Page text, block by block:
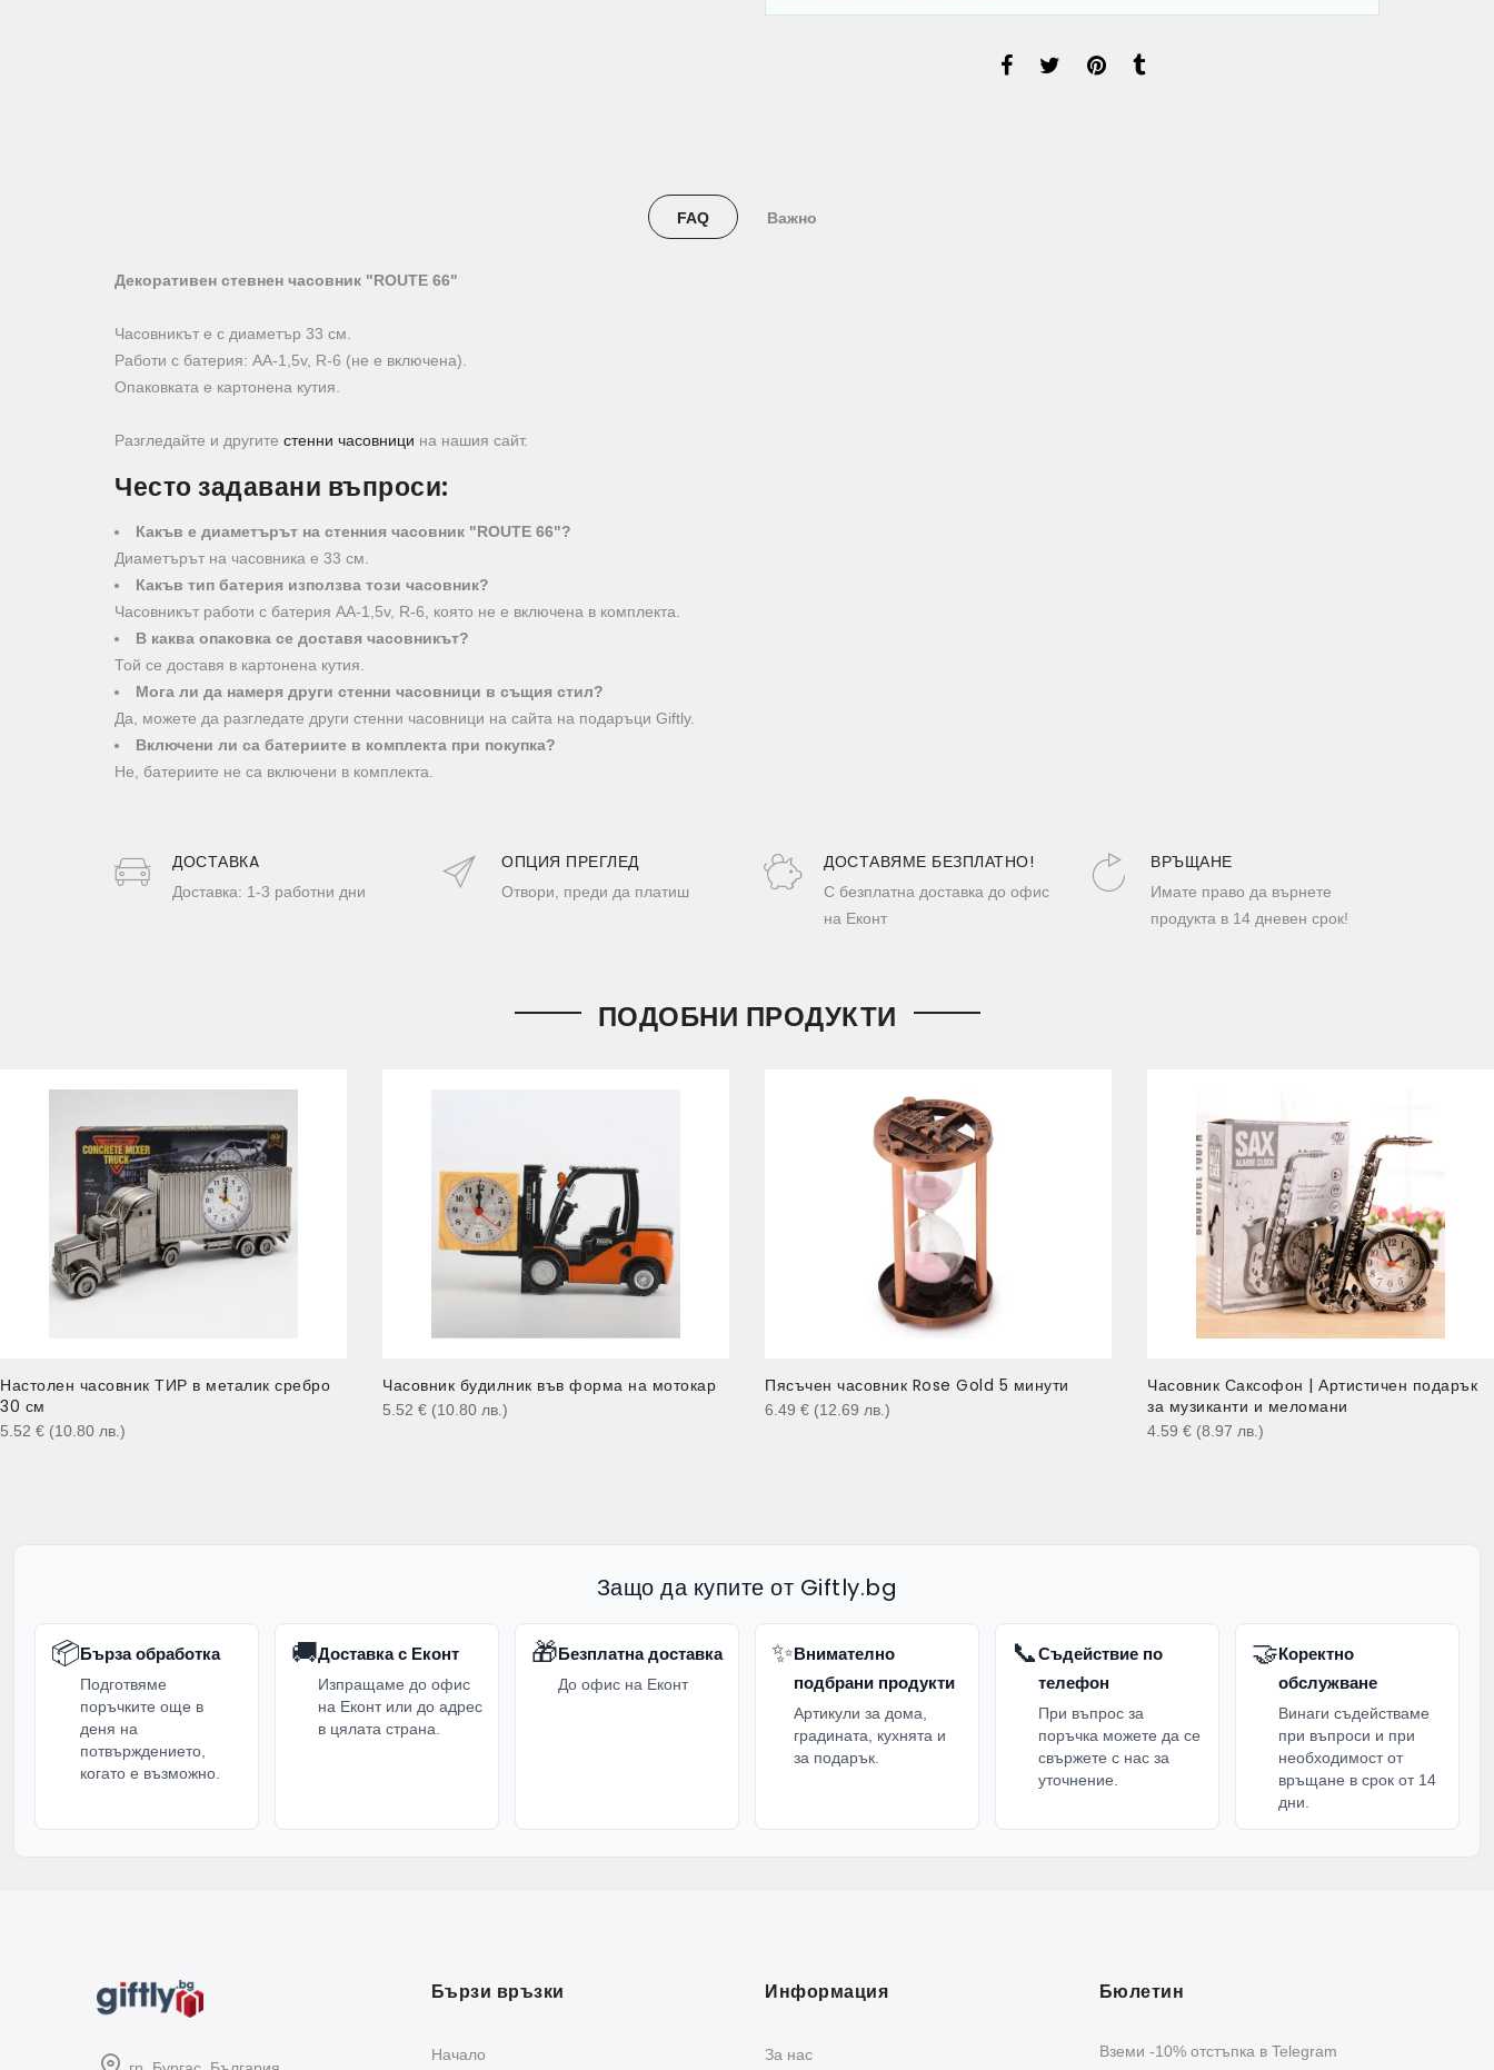
FAQ Важно
Декоративен стевнен часовник "ROUTE 66"
Часовникът е с диаметър 33 см.
Работи с батерия: АА-1,5v, R-6 (не е включена).
Опаковката е картонена кутия.
Разгледайте и другите стенни часовници на нашия сайт.
Често задавани въпроси:
Какъв е диаметърът на стенния часовник "ROUTE 66"?
Диаметърът на часовника е 33 см.
Какъв тип батерия използва този часовник?
Часовникът работи с батерия АА-1,5v, R-6, която не е включена в комплекта.
В каква опаковка се доставя часовникът?
Той се доставя в картонена кутия.
Мога ли да намеря други стенни часовници в същия стил?
Да, можете да разгледате други стенни часовници на сайта на подаръци Giftly.
Включени ли са батериите в комплекта при покупка?
Не, батериите не са включени в комплекта.
ДОСТАВКA
Доставка: 1-3 работни дни
ОПЦИЯ ПРЕГЛЕД
Отвори, преди да платиш
ДОСТАВЯМЕ БЕЗПЛАТНО!
С безплатна доставка до офис
на Еконт
ВРЪЩАНЕ
Имате право да върнете
продукта в 14 дневен срок!
ПОДОБНИ ПРОДУКТИ
Настолен часовник ТИР в металик сребро
30 см
5.52 € (10.80 лв. )
Часовник будилник във форма на мотокар
5.52 € (10.80 лв. )
Пясъчен часовник Rose Gold 5 минути
6.49 € (12.69 лв. )
Часовник Саксофон | Артистичен подарък
за музиканти и меломани
4.59 € (8.97 лв. )
Защо да купите от Giftly.bg
📦Бърза обработка
Подготвяме
поръчките още в
деня на
потвърждението,
когато е възможно.
🚚Доставка с Еконт
Изпращаме до офис
на Еконт или до адрес
в цялата страна.
🎁Безплатна доставка
До офис на Еконт
✨Внимателно
подбрани продукти
Артикули за дома,
градината, кухнята и
за подарък.
📞Съдействие по
телефон
При въпрос за
поръчка можете да се
свържете с нас за
уточнение.
🤝Коректно
обслужване
Винаги съдействаме
при въпроси и при
необходимост от
връщане в срок от 14
дни.
Бързи връзки
Начало
Информация
За нас
Бюлетин
Вземи -10% отстъпка в Telegram